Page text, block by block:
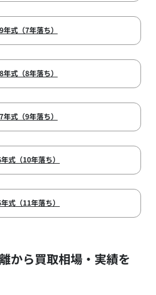
年式（7年落ち）
年式（8年落ち）
年式（9年落ち）
式（10年落ち）
式（11年落ち）
から買取相場・実績を